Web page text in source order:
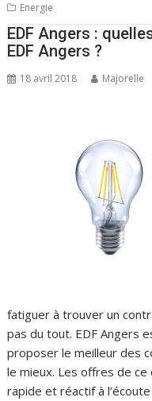
Energie
EDF Angers :
EDF Angers ?
18 avril 2018 Majorelle
fatiguer à trouver un
pas du tout. EDF Angers
proposer le meilleur des
le mieux. Les offres de
rapide et réactif à